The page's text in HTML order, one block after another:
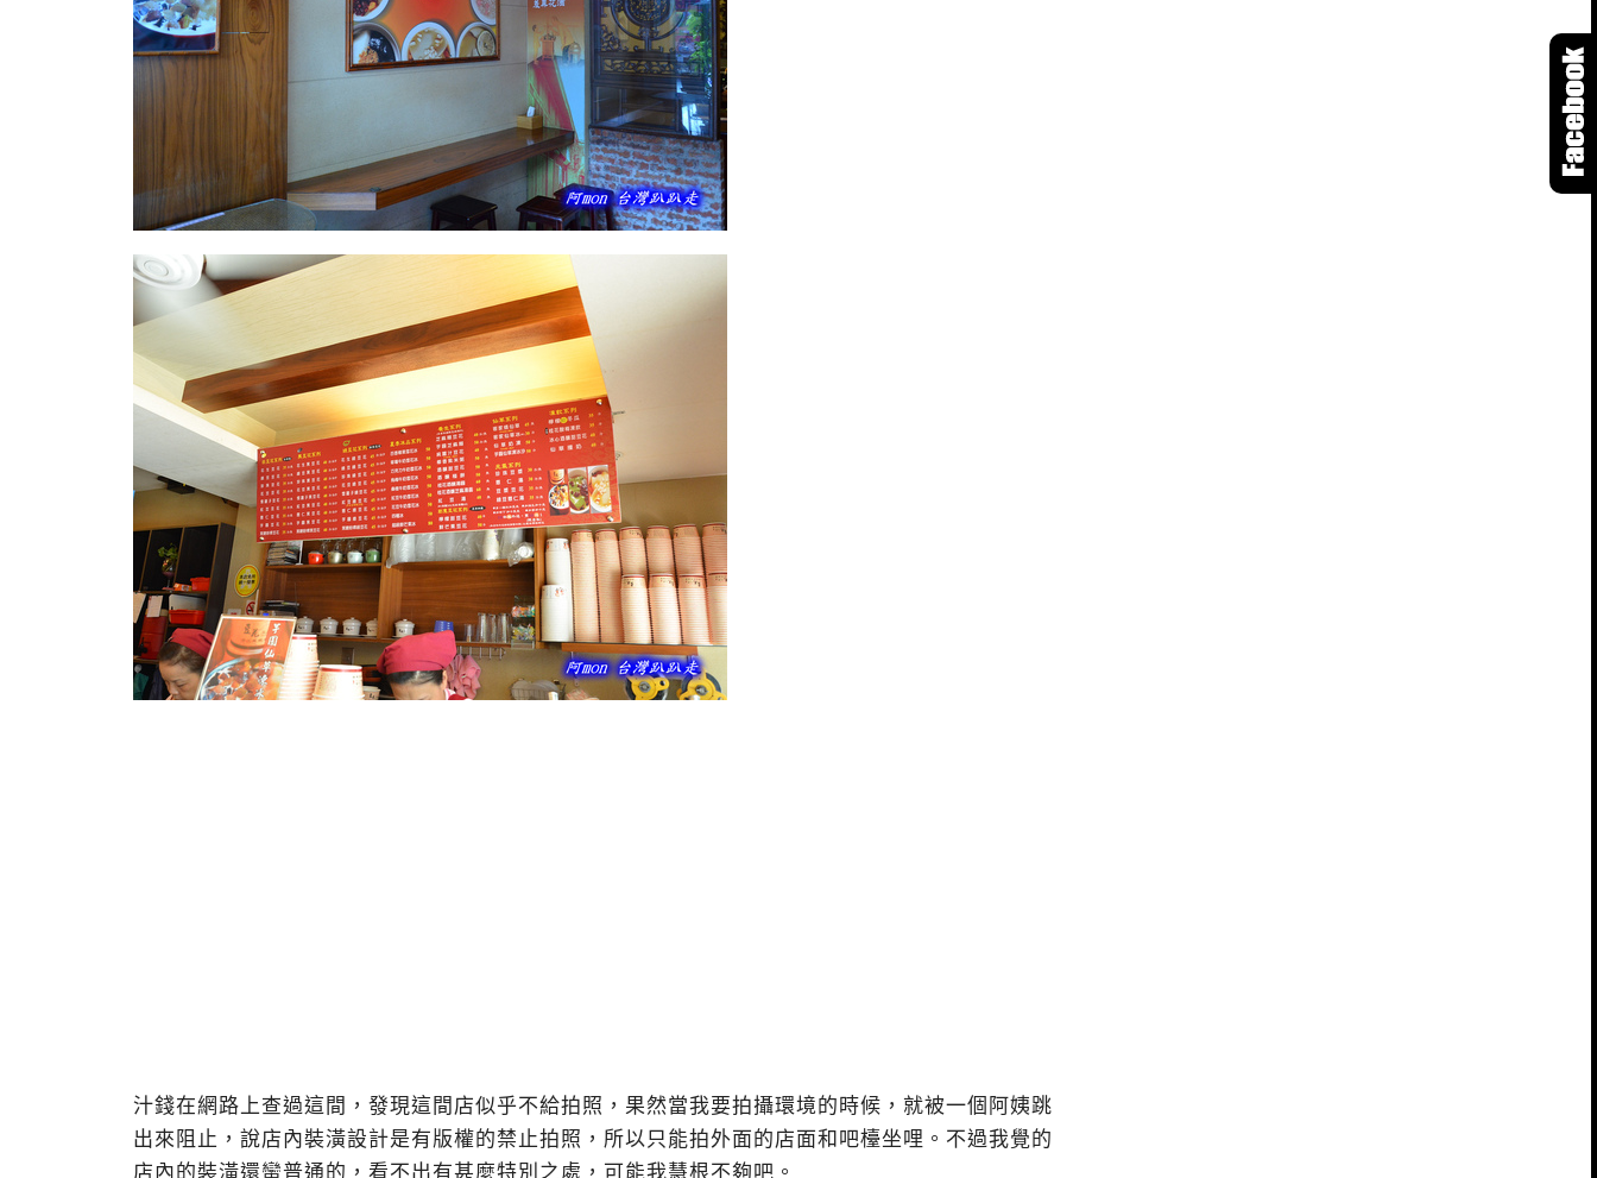
汁錢在網路上查過這間，發現這間店似乎不給拍照，果然當我要拍攝環境的時候，就被一個阿姨跳
出來阻止，說店內裝潢設計是有版權的禁止拍照，所以只能拍外面的店面和吧檯坐哩。不過我覺的
店內的裝潢還蠻普通的，看不出有甚麼特別之處，可能我慧根不夠吧。